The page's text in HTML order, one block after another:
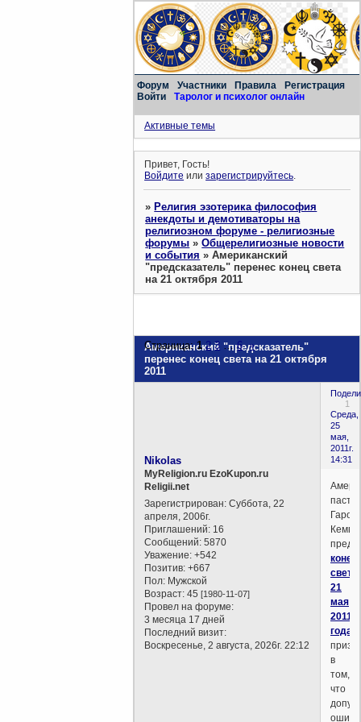
Форум Участники Правила
Регистрация
Войти
Таролог и психолог онлайн
Активные темы
Привет, Гость!
Войдите илизарегистрируйтесь.
»Религия эзотерика философия
анекдоты и демотиваторы на
религиозном форуме - религиозные
форумы »Общерелигиозные новости
и события »Американский
"предсказатель" перенес конец света
на 21 октября 2011
Американский "предсказатель"
перенес конец света на 21 октября
2011
Страница:1 2 3 … 6 »
1
Среда,
25
мая,
2011г.
14:31
Nikolas
MyReligion.ru EzoKupon.ru
Religii.net
Зарегистрирован: Суббота, 22
апреля, 2006г.
Приглашений: 16
Сообщений: 5870
Уважение: +542
Позитив: +667
Пол: Мужской
Возраст: 45[1980-11-07]
Провел на форуме:
3 месяца 17 дней
Последний визит:
Воскресенье, 2 августа, 2026г. 22:12
конец
света
21
мая
2011
года
в
том,
что